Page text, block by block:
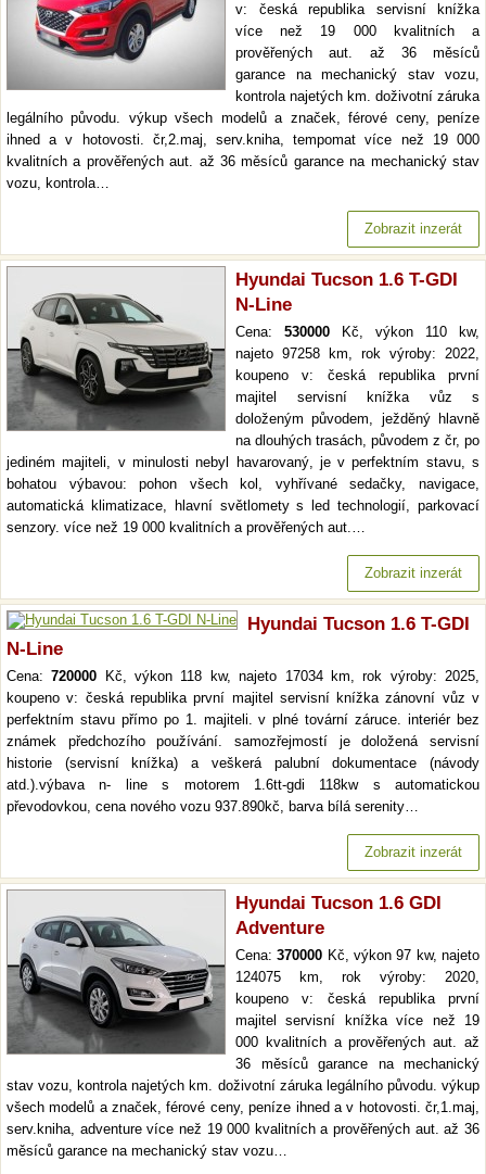
v: česká republika servisní knížka
více než 19 000 kvalitních a
prověřených aut. až 36 měsíců
garance na mechanický stav vozu,
kontrola najetých km. doživotní záruka
legálního původu. výkup všech modelů a značek, férové ceny, peníze
ihned a v hotovosti. čr,2.maj, serv.kniha, tempomat více než 19 000
kvalitních a prověřených aut. až 36 měsíců garance na mechanický stav
vozu, kontrola…
Zobrazit inzerát
Hyundai Tucson 1.6 T-GDI
N-Line
Cena: 530000 Kč, výkon 110 kw,
najeto 97258 km, rok výroby: 2022,
koupeno v: česká republika první
majitel servisní knížka vůz s
doloženým původem, ježděný hlavně
na dlouhých trasách, původem z čr, po
jediném majiteli, v minulosti nebyl havarovaný, je v perfektním stavu, s
bohatou výbavou: pohon všech kol, vyhřívané sedačky, navigace,
automatická klimatizace, hlavní světlomety s led technologií, parkovací
senzory. více než 19 000 kvalitních a prověřených aut.…
Zobrazit inzerát
Hyundai Tucson 1.6 T-GDI
N-Line
Cena:720000 Kč, výkon 118 kw, najeto 17034 km, rok výroby: 2025,
koupeno v: česká republika první majitel servisní knížka zánovní vůz v
perfektním stavu přímo po 1. majiteli. v plné tovární záruce. interiér bez
známek předchozího používání. samozřejmostí je doložená servisní
historie (servisní knížka) a veškerá palubní dokumentace (návody
atd.).výbava n- line s motorem 1.6tt-gdi 118kw s automatickou
převodovkou, cena nového vozu 937.890kč, barva bílá serenity…
Zobrazit inzerát
Hyundai Tucson 1.6 GDI
Adventure
Cena:370000 Kč, výkon 97 kw, najeto
124075 km, rok výroby: 2020,
koupeno v: česká republika první
majitel servisní knížka více než 19
000 kvalitních a prověřených aut. až
36 měsíců garance na mechanický
stav vozu, kontrola najetých km. doživotní záruka legálního původu. výkup
všech modelů a značek, férové ceny, peníze ihned a v hotovosti. čr,1.maj,
serv.kniha, adventure více než 19 000 kvalitních a prověřených aut. až 36
měsíců garance na mechanický stav vozu…